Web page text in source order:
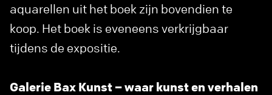
aquarellen uit het boek zijn bovendien te
koop. Het boek is eveneens verkrijgbaar
tijdens de expositie.
Galerie Bax Kunst – waar kunst en verhalen